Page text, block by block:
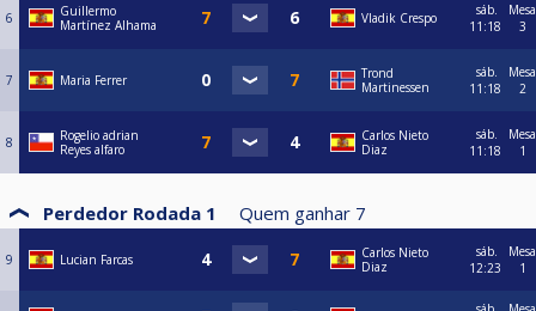
6
Guillermo
Martínez Alhama
Vladik Crespo
sáb.
11:18
Mesa
3
7 Maria Ferrer
Trond
Martinessen
sáb.
11:18
Mesa
2
8
Rogelio adrian
Reyes alfaro
Carlos Nieto
Diaz
sáb.
11:18
Mesa
1
Perdedor Rodada 1 Quem ganhar 7
9 Lucian Farcas
Carlos Nieto
Diaz
sáb.
12:23
Mesa
1